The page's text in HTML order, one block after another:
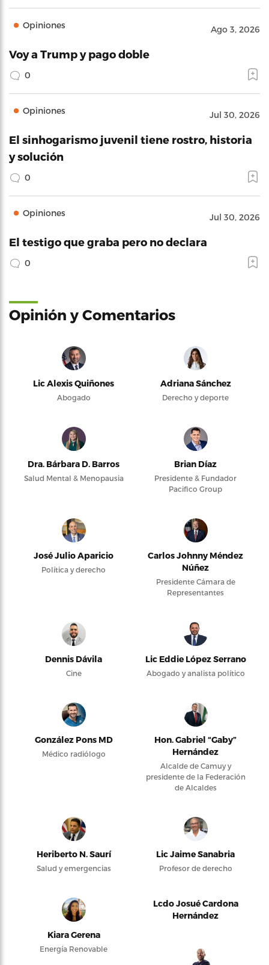
Opiniones Ago 3, 2026
Voy a Trump y pago doble
0
Opiniones Jul 30, 2026
El sinhogarismo juvenil tiene rostro, historia
y solución
0
Opiniones Jul 30, 2026
El testigo que graba pero no declara
0
Opinión y Comentarios
Lic Alexis Quiñones
Abogado
Adriana Sánchez
Derecho y deporte
Dra. Bárbara D. Barros
Salud Mental & Menopausia
Brian Díaz
Presidente & Fundador
Pacifico Group
José Julio Aparicio
Política y derecho
Carlos Johnny Méndez
Núñez
Presidente Cámara de
Representantes
Dennis Dávila
Cine
Lic Eddie López Serrano
Abogado y analista político
González Pons MD
Médico radiólogo
Hon. Gabriel “Gaby”
Hernández
Alcalde de Camuy y
presidente de la Federación
de Alcaldes
Heriberto N. Saurí
Salud y emergencias
Lic Jaime Sanabria
Profesor de derecho
Kiara Gerena
Energía Renovable
Lcdo Josué Cardona
Hernández